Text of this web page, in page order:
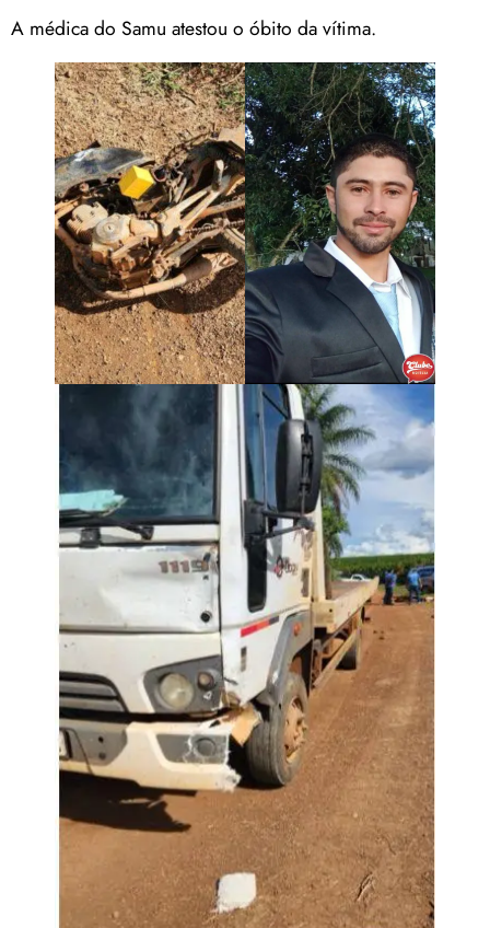
A médica do Samu atestou o óbito da vítima.